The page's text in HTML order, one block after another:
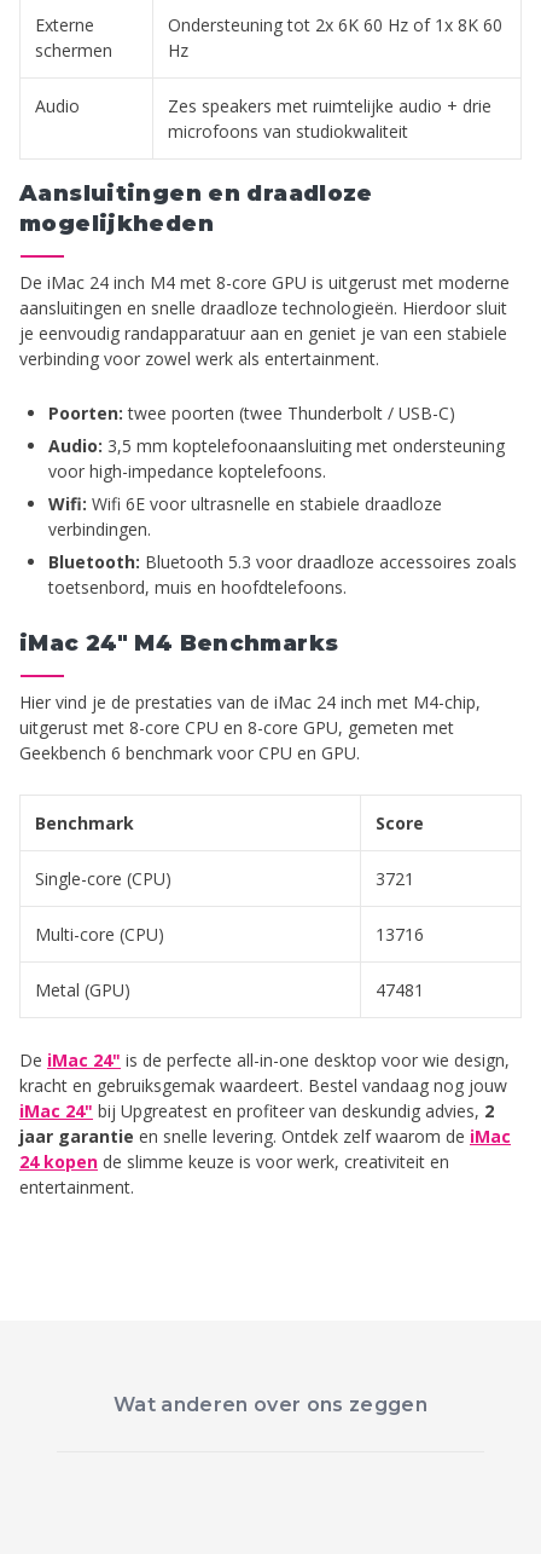
Externe
schermen
Ondersteuning tot 2x 6K 60 Hz of 1x 8K 60
Hz
Audio
Zes speakers met ruimtelijke audio + drie
microfoons van studiokwaliteit
Aansluitingen en draadloze
mogelijkheden
De iMac 24 inch M4 met 8-core GPU is uitgerust met moderne
aansluitingen en snelle draadloze technologieën. Hierdoor sluit
je eenvoudig randapparatuur aan en geniet je van een stabiele
verbinding voor zowel werk als entertainment.
Poorten: twee poorten (twee Thunderbolt / USB-C)
Audio: 3,5 mm koptelefoonaansluiting met ondersteuning
voor high-impedance koptelefoons.
Wifi: Wifi 6E voor ultrasnelle en stabiele draadloze
verbindingen.
Bluetooth: Bluetooth 5.3 voor draadloze accessoires zoals
toetsenbord, muis en hoofdtelefoons.
iMac 24" M4 Benchmarks
Hier vind je de prestaties van de iMac 24 inch met M4-chip,
uitgerust met 8-core CPU en 8-core GPU, gemeten met
Geekbench 6 benchmark voor CPU en GPU.
Benchmark Score
Single-core (CPU) 3721
Multi-core (CPU) 13716
Metal (GPU) 47481
De iMac 24" is de perfecte all-in-one desktop voor wie design,
kracht en gebruiksgemak waardeert. Bestel vandaag nog jouw
iMac 24" bij Upgreatest en profiteer van deskundig advies, 2
jaar garantie en snelle levering. Ontdek zelf waarom de iMac
24 kopen de slimme keuze is voor werk, creativiteit en
entertainment.
Wat anderen over ons zeggen